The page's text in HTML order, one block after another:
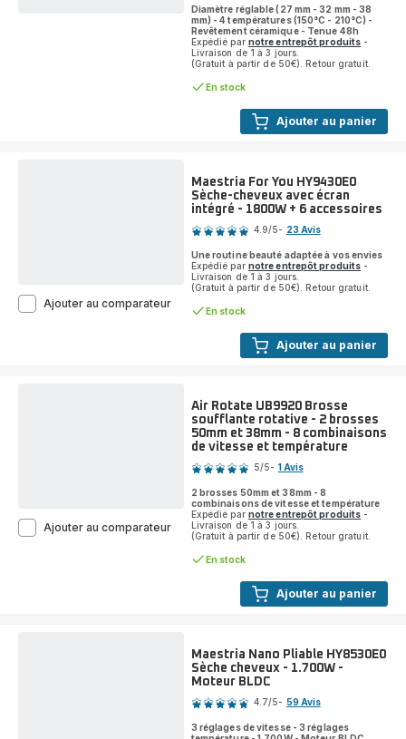
Ajouter au panier
Diamètre réglable (27 mm - 32 mm - 38
mm) - 4 températures (150°C - 210°C) -
Revêtement céramique - Tenue 48h
Expédié par notre entrepôt produits -
Livraison de 1 à 3 jours.
(Gratuit à partir de 50€). Retour gratuit.
En stock
Ajouter au panier
Maestria For You HY9430E0
Sèche-cheveux avec écran
intégré - 1800W + 6 accessoires
Note
4.9/5- 23 Avis
Une routine beauté adaptée à vos envies
Expédié par notre entrepôt produits -
Livraison de 1 à 3 jours.
(Gratuit à partir de 50€). Retour gratuit.
En stock
Ajouter au comparateurMaestria
écran
intégré
1800W
accessoires
Ajouter au panier
Air Rotate UB9920 Brosse
soufflante rotative - 2 brosses
50mm et 38mm - 8 combinaisons
de vitesse et température
Note
5
étoiles
(moyenne)
5/5- 1 Avis
2 brosses 50mm et 38mm - 8
combinaisons de vitesse et température
Expédié par notre entrepôt produits -
Livraison de 1 à 3 jours.
(Gratuit à partir de 50€). Retour gratuit.
En stock
Ajouter au comparateurAir
Rotate
UB9920
50mm
38mm
combinaisons
Maestria Nano Pliable HY8530E0
Sèche cheveux - 1.700W -
Moteur BLDC
Note
4.7/5- 59 Avis
3 réglages de vitesse - 3 réglages